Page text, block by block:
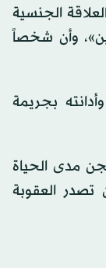
الجنسية
وأن شخصاً
بجريمة
مدى الحياة
تصدر العقوبة